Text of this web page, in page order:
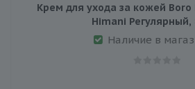
Крем для ухода за кожей
Himani Регулярный,
Наличие в